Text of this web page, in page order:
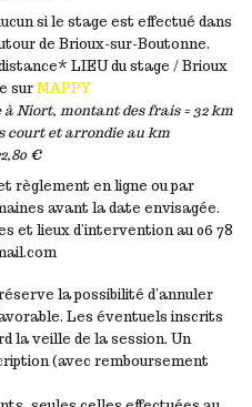
si le stage est effectué dans
de Brioux-sur-Boutonne.
LIEU du stage / Brioux
sur MAPPY
Niort, montant des frais = 32 km
court et arrondie au km
€
règlement en ligne ou par
avant la date envisagée.
et lieux d’intervention au 06 78
la possibilité d’annuler
Les éventuels inscrits
la veille de la session. Un
(avec remboursement